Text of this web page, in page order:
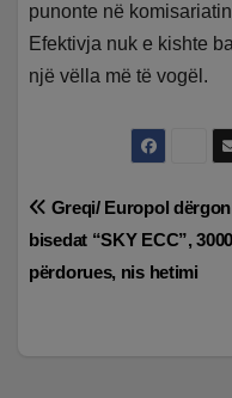
punonte në
Efektivja nuk e kishte
një vëlla më të vogël.
Lëvizje
te
Greqi/ Europol dërgon
bisedat “SKY ECC”, 3000
përdorues, nis hetimi